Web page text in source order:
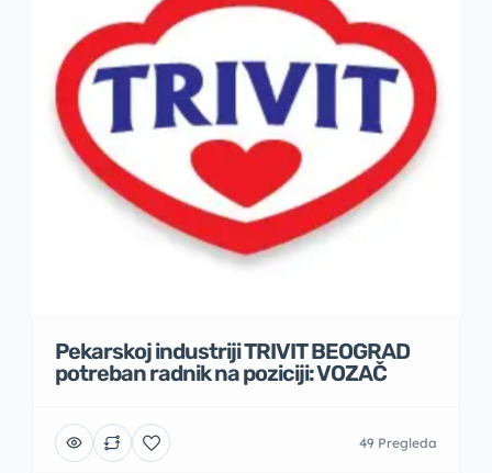
Pekarskoj industriji TRIVIT BEOGRAD
potreban radnik na poziciji: VOZAČ
49 Pregleda